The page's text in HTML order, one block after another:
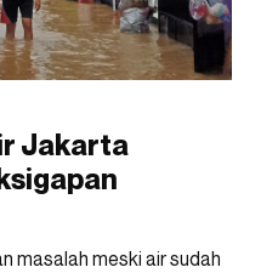
Jakarta
masalah meski air sudah